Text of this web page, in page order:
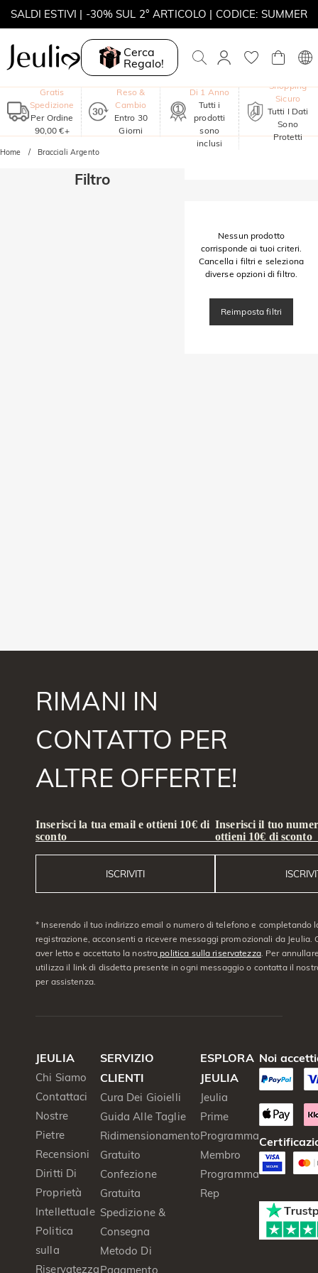
SALDI ESTIVI | -30% SUL 2° ARTICOLO | CODICE: SUMMER
MOVE MY WAY | ACQUISTA 3, COLLANA IN REGALO
Cerca
Regalo!
Gratis
Spedizione
Per Ordine
90,00 €+
Reso &
Cambio
Entro 30
Giorni
Di 1 Anno
Tutti i
prodotti
sono
inclusi
Shopping
Sicuro
Tutti I Dati
Sono
Protetti
Home Bracciali Argento
Filtro
Nessun prodotto
corrisponde ai tuoi criteri.
Cancella i filtri e seleziona
diverse opzioni di filtro.
Reimposta filtri
RIMANI IN
CONTATTO PER
ALTRE OFFERTE!
Inserisci la tua email e ottieni 10€ di
sconto
ISCRIVITI
Inserisci il tuo
ottieni 10€ di sconto
* Inserendo il tuo indirizzo email o numero di telefono e completando
registrazione, acconsenti a ricevere messaggi promozionali da Jeulia.
aver letto e accettato la nostra politica sulla riservatezza. Per
utilizza il link di disdetta presente in ogni messaggio o contatta il
per assistenza.
JEULIA
Chi Siamo
Contattaci
Nostre
Pietre
Recensioni
Diritti Di
Proprietà
Intellettuale
Politica
sulla
Riservatezza
SERVIZIO
CLIENTI
Cura Dei Gioielli
Guida Alle Taglie
Ridimensionamento
Gratuito
Confezione
Gratuita
Spedizione &
Consegna
Metodo Di
Pagamento
ESPLORA
JEULIA
Jeulia
Prime
Programma
Membro
Programma
Rep
Noi